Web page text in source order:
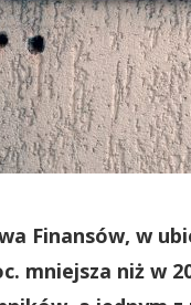
Finansów, w
mniejsza niż w